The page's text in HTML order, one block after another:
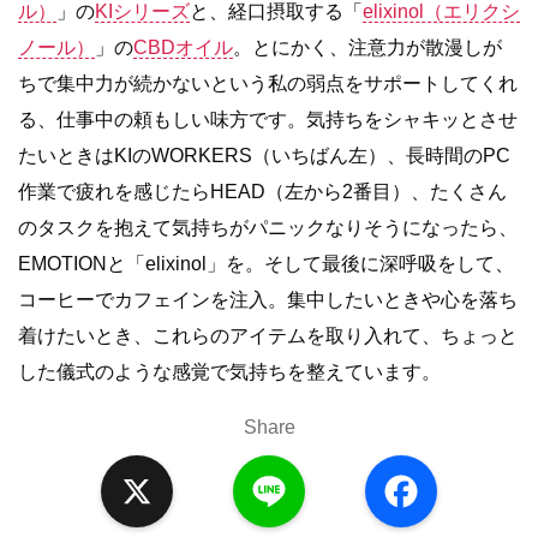
ル）
」のKIシリーズと、経口摂取する「 elixinol（エリクシ
ノール）
」のCBDオイル。とにかく、注意力が散漫しが
ちで集中力が続かないという私の弱点をサポートしてくれ
る、仕事中の頼もしい味方です。気持ちをシャキッとさせ
たいときはKIのWORKERS（いちばん左）、長時間のPC
作業で疲れを感じたらHEAD（左から2番目）、たくさん
のタスクを抱えて気持ちがパニックなりそうになったら、
EMOTIONと「elixinol」を。そして最後に深呼吸をして、
コーヒーでカフェインを注入。集中したいときや心を落ち
着けたいとき、これらのアイテムを取り入れて、ちょっと
した儀式のような感覚で気持ちを整えています。
Share
a
c